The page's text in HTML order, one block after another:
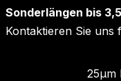
Sonderlängen bis
Kontaktieren Sie uns
25µm